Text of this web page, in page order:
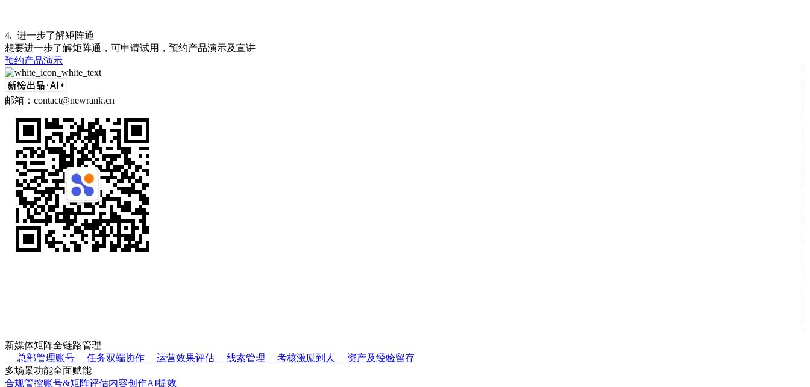
4. 进一步了解矩阵通
想要进一步了解矩阵通，可申请试用，预约产品演示及宣讲
预约产品演示
邮箱：contact@newrank.cn
新媒体矩阵全链路管理
总部管理账号 任务双端协作 运营效果评估 线索管理 考核激励到人
资产及经验留存
多场景功能全面赋能
合规管控账号&矩阵评估内容创作AI提效